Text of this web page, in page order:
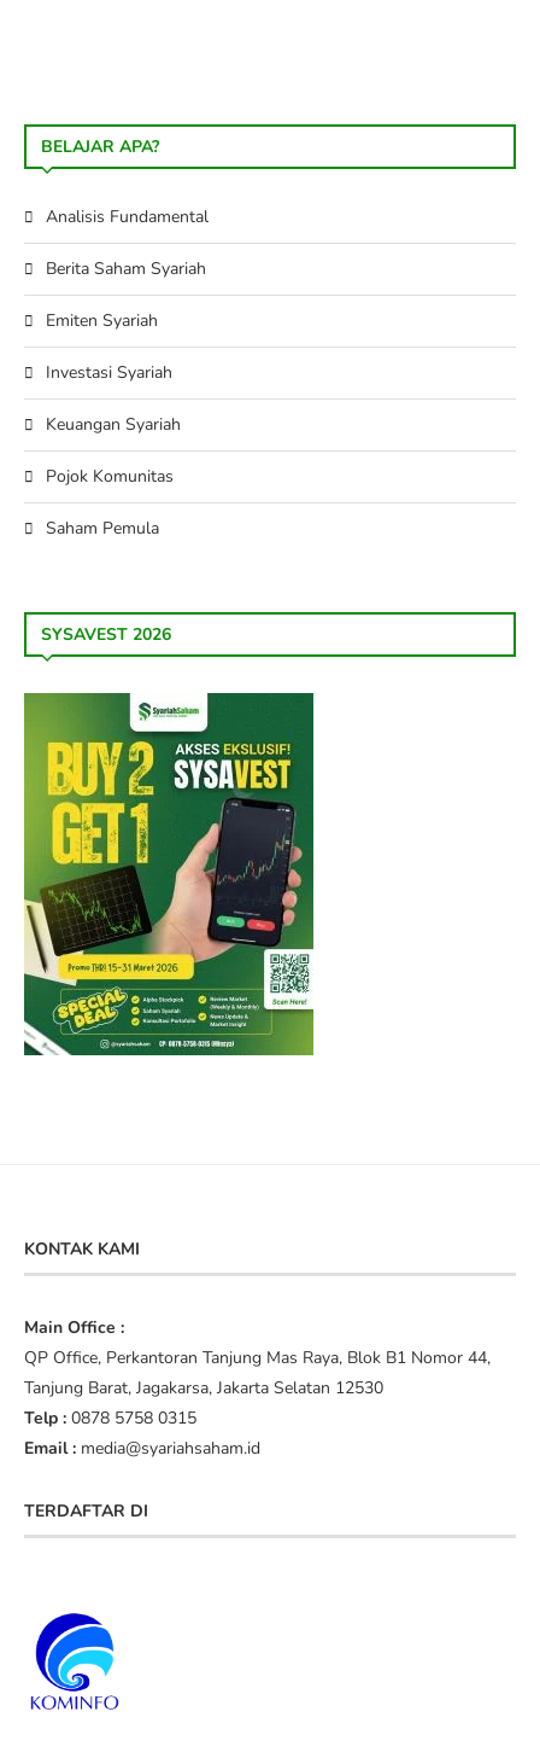
BELAJAR APA?
Analisis Fundamental
Berita Saham Syariah
Emiten Syariah
Investasi Syariah
Keuangan Syariah
Pojok Komunitas
Saham Pemula
SYSAVEST 2026
KONTAK KAMI
Main Office :
QP Office, Perkantoran Tanjung Mas Raya, Blok B1 Nomor 44,
Tanjung Barat, Jagakarsa, Jakarta Selatan 12530
Telp : 0878 5758 0315
Email : media@syariahsaham.id
TERDAFTAR DI